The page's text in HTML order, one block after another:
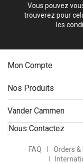
Vous pouvez
trouverez pour
les
Mon Compte
Nos Produits
Vander Cammen
Nous Contactez
FAQ Orders &